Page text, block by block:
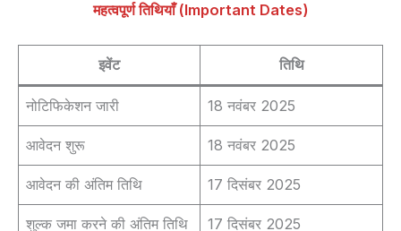
महत्वपूर्ण तिथियाँ (Important Dates)
इवेंट तिथि
नोटिफिकेशन जारी 18 नवंबर 2025
आवेदन शुरू 18 नवंबर 2025
आवेदन की अंतिम तिथि 17 दिसंबर 2025
शुल्क जमा करने की अंतिम तिथि 17 दिसंबर 2025